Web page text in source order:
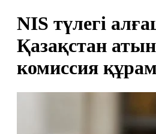
NIS түлегі
Қазақстан
комиссия